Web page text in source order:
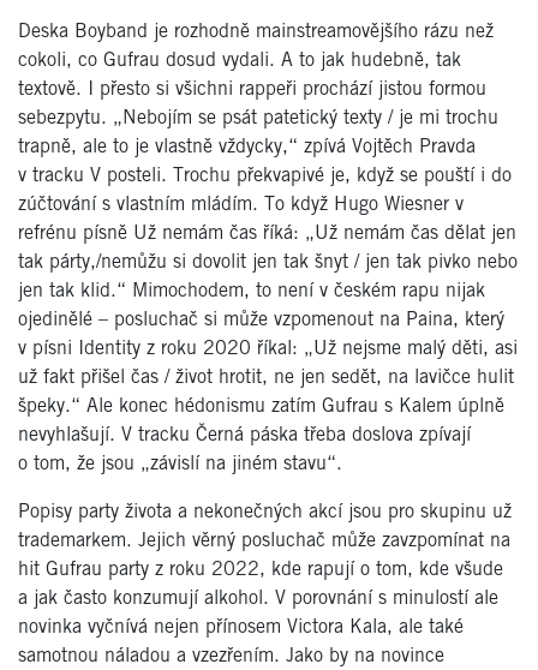
Deska Boyband je rozhodně mainstreamovějšího rázu než
cokoli, co Gufrau dosud vydali. A to jak hudebně, tak
textově. I přesto si všichni rappeři prochází jistou formou
sebezpytu. „Nebojím se psát patetický texty / je mi trochu
trapně, ale to je vlastně vždycky,“ zpívá Vojtěch Pravda
v tracku V posteli. Trochu překvapivé je, když se pouští i do
zúčtování s vlastním mládím. To když Hugo Wiesner v
refrénu písně Už nemám čas říká: „Už nemám čas dělat jen
tak párty,/nemůžu si dovolit jen tak šnyt / jen tak pivko nebo
jen tak klid.“ Mimochodem, to není v českém rapu nijak
ojedinělé – posluchač si může vzpomenout na Paina, který
v písni Identity z roku 2020 říkal: „Už nejsme malý děti, asi
už fakt přišel čas / život hrotit, ne jen sedět, na lavičce hulit
špeky.“ Ale konec hédonismu zatím Gufrau s Kalem úplně
nevyhlašují. V tracku Černá páska třeba doslova zpívají
o tom, že jsou „závislí na jiném stavu“.
Popisy party života a nekonečných akcí jsou pro skupinu už
trademarkem. Jejich věrný posluchač může zavzpomínat na
hit Gufrau party z roku 2022, kde rapují o tom, kde všude
a jak často konzumují alkohol. V porovnání s minulostí ale
novinka vyčnívá nejen přínosem Victora Kala, ale také
samotnou náladou a vzezřením. Jako by na novince